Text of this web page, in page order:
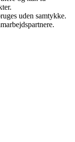
uden samtykke.